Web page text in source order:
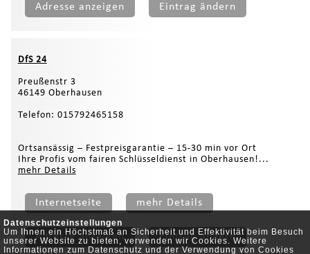
Datenschutzeinstellungen
Um Ihnen ein Höchstmaß an Sicherheit und Effektivität beim Besuch
unserer Website zu bieten, verwenden wir Cookies. Weitere
Informationen zum Datenschutz und der Verwendung von Cookies
Adresse anzeigen Eintrag ändern
DfS 24
Preußenstr 3
46149 Oberhausen
Telefon: 015792465158
Ortsansässig – Festpreisgarantie – 15-30 min vor Ort
Ihre Profis vom fairen Schlüsseldienst in Oberhausen!...
mehr Details
Internetseite mehr Details
Adresse anzeigen Eintrag ändern